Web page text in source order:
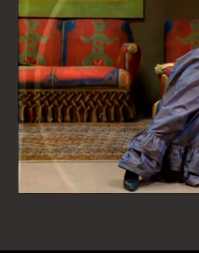
Roteiro – Elza Cataldo
Montagem – Evandro
Trilha Sonora e
Sonorização – Pedro
Mixagem – Alex Martins
Direção de Produção –
Direção de Arte – Paula
Figurino – Sayonara
Argumento – Elza
Colaboração no Roteiro